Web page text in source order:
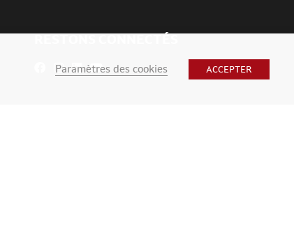
Paramètres des cookies ACCEPTER